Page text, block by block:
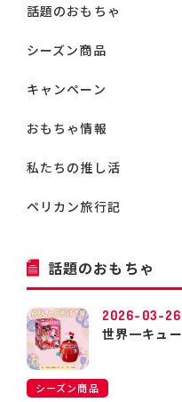
話題のおもちゃ
シーズン商品
キャンペーン
おもちゃ情報
私たちの推し活
ペリカン旅行記
話題のおもちゃ
2026-03-26
世界一キュ
シーズン商品